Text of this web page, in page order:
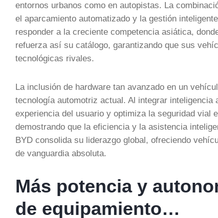
entornos urbanos como en autopistas. La
el aparcamiento automatizado y la gestión
responder a la creciente competencia asiática,
refuerza así su catálogo, garantizando que sus
tecnológicas rivales.
La inclusión de hardware tan avanzado en un
tecnología automotriz actual. Al integrar
experiencia del usuario y optimiza la seguridad vial
demostrando que la eficiencia y la asistencia
BYD consolida su liderazgo global, ofreciendo
de vanguardia absoluta.
Más potencia y
de equipamiento…